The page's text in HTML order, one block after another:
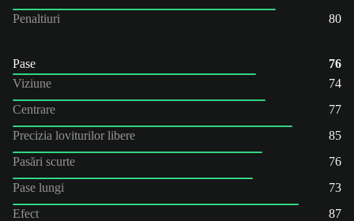
Penaltiuri
80
Pase
76
Viziune
74
Centrare
77
Precizia loviturilor libere
85
Pasări scurte
76
Pase lungi
73
Efect
87